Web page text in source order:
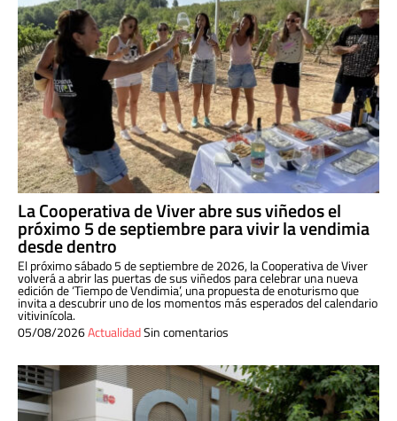
La Cooperativa de Viver abre sus viñedos el
próximo 5 de septiembre para vivir la vendimia
desde dentro
El próximo sábado 5 de septiembre de 2026, la Cooperativa de Viver
volverá a abrir las puertas de sus viñedos para celebrar una nueva
edición de ‘Tiempo de Vendimia’, una propuesta de enoturismo que
invita a descubrir uno de los momentos más esperados del calendario
vitivinícola.
05/08/2026ActualidadSin comentarios